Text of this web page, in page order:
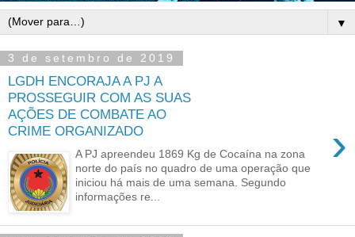
▼
3 de setembro de 2019
LGDH ENCORAJA A PJ A
PROSSEGUIR COM AS SUAS
AÇÕES DE COMBATE AO
CRIME ORGANIZADO
›
A PJ apreendeu 1869 Kg de Cocaína na zona
norte do país no quadro de uma operação que
iniciou há mais de uma semana. Segundo
informações re...